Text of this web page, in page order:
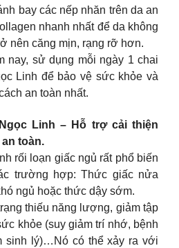
bay các nếp nhăn trên da an
nhanh nhất để da không
nên căng mịn, rạng rỡ hơn.
nay, sử dụng mỗi ngày 1 chai
Linh để bảo vệ sức khỏe và
an toàn nhất.
Linh – Hỗ trợ cải thiện
toàn.
rối loạn giấc ngủ rất phổ biến
trường hợp: Thức giấc nửa
ngủ hoặc thức dậy sớm.
thiếu năng lượng, giảm tập
khỏe (suy giảm trí nhớ, bệnh
sinh lý)…Nó có thể xảy ra với